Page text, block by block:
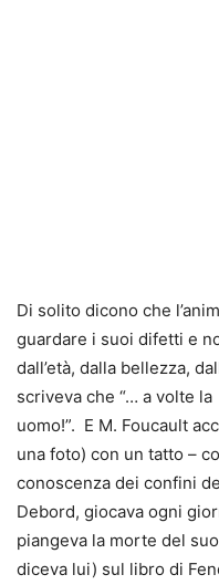
Di solito dicono che
guardare i suoi difetti e
dall’età, dalla bellezza,
scriveva che “… a volte
uomo!”. E M. Foucault
una foto) con un tatto –
conoscenza dei confini
Debord, giocava ogni
piangeva la morte del
diceva lui) sul libro di